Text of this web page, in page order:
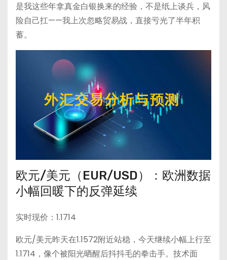
是我这些年拿真金白银换来的经验，不是纸上谈兵，风
险自己扛——我上次忽略贸易战，直接亏光了半年积
蓄。
欧元/美元（EUR/USD）：欧洲数据
小幅回暖下的反弹延续
实时现价：1.1714
欧元/美元昨天在1.1572附近站稳，今天继续小幅上行至
1.1714，像个被阳光晒醒后抖抖毛的拳击手。技术面